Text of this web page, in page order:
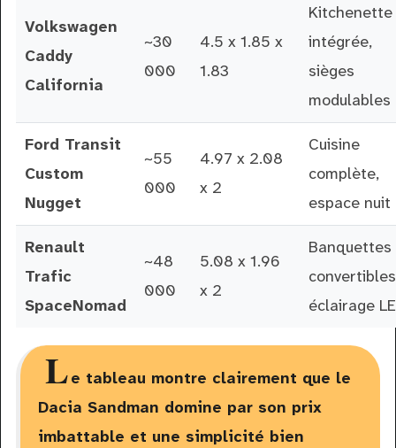
Volkswagen
Caddy
California
~30
000
4.5 x 1.85 x
1.83
Kitchenette
intégrée,
sièges
modulables
Ford Transit
Custom
Nugget
~55
000
4.97 x 2.08
x 2
Cuisine
complète,
espace nuit
Renault
Trafic
SpaceNomad
~48
000
5.08 x 1.96
x 2
Banquettes
éclairage
Le tableau montre clairement que le
Dacia Sandman domine par son prix
imbattable et une simplicité bien